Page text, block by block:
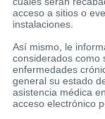
acceso a sitios o
instalaciones.
Así mismo, le
considerados como
enfermedades
general su estado
asistencia médica
acceso electrónico